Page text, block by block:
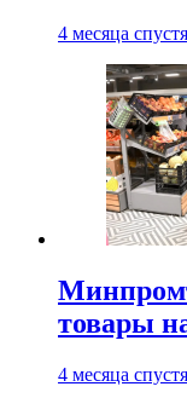
4 месяца спустя
товары
4 месяца спустя